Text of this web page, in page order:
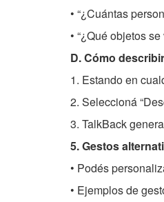
• “¿Cuántas
• “¿Qué objetos se
D. Cómo
1. Estando en
2. Seleccioná
3. TalkBack
5. Gestos
• Podés
• Ejemplos de